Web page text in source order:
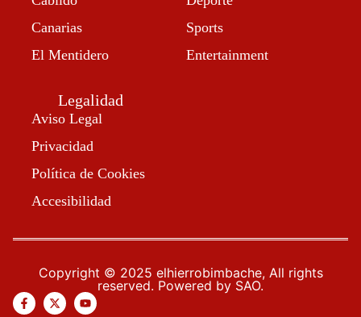
Canarias
El Mentidero
Sports
Entertainment
Legalidad
Aviso Legal
Privacidad
Política de Cookies
Accesibilidad
Copyright © 2025 elhierrobimbache, All rights
reserved. Powered by SAO.